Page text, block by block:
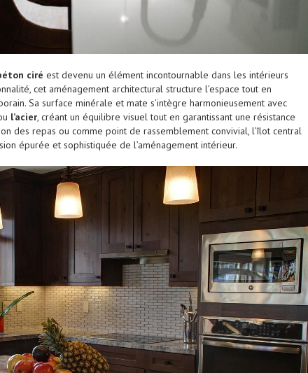
ciré est devenu un élément incontournable dans les intérieurs
cet aménagement architectural structure l’espace tout en
Sa surface minérale et mate s’intègre harmonieusement avec
l’acier, créant un équilibre visuel tout en garantissant une résistance
des repas ou comme point de rassemblement convivial, l’îlot central
épurée et sophistiquée de l’aménagement intérieur.